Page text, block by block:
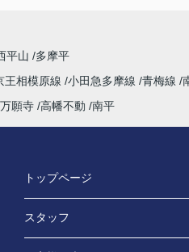
平山
多摩平
王相模原線 小田急多摩線 青梅線
万願寺 高幡不動 南平
トップページ
スタッフ